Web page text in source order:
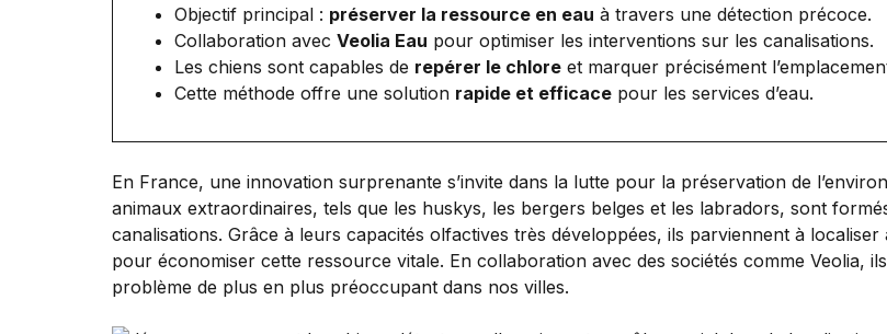
Objectif principal : préserver la ressource en eau à travers une détection précoce.
Collaboration avec Veolia Eau pour optimiser les interventions sur les canalisations.
Les chiens sont capables de repérer le chlore et marquer précisément
Cette méthode offre une solution rapide et efficace pour les services d’eau.
En France, une innovation surprenante s’invite dans la lutte pour la préservation de
animaux extraordinaires, tels que les huskys, les bergers belges et les labradors, sont
canalisations. Grâce à leurs capacités olfactives très développées, ils parviennent à
pour économiser cette ressource vitale. En collaboration avec des sociétés comme Veolia,
problème de plus en plus préoccupant dans nos villes.